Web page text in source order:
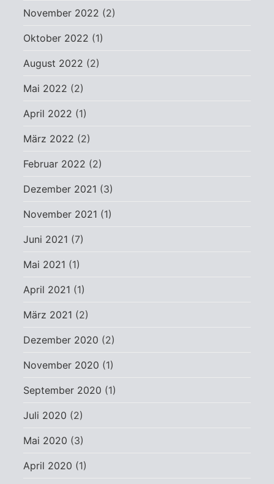
November 2022 (2)
Oktober 2022 (1)
August 2022 (2)
Mai 2022 (2)
April 2022 (1)
März 2022 (2)
Februar 2022 (2)
Dezember 2021 (3)
November 2021 (1)
Juni 2021 (7)
Mai 2021 (1)
April 2021 (1)
März 2021 (2)
Dezember 2020 (2)
November 2020 (1)
September 2020 (1)
Juli 2020 (2)
Mai 2020 (3)
April 2020 (1)